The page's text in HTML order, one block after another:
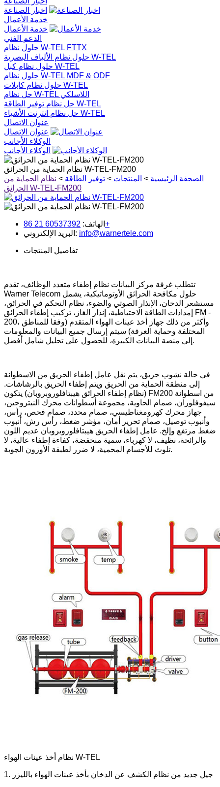
اخبار الصناعة
خدمة الأعمال
خدمة الأعمال
الدعم الفني
حلول نظام W-TEL FTTX
حلول نظام الألياف البصرية W-TEL
حلول نظام كبل W-TEL
حلول نظام W-TEL MDF & ODF
حلول نظام كابلات W-TEL
حل نظام W-TEL اللاسلكي
حل نظام توفير الطاقة W-TEL
حل نظام انترنت الأشياء W-TEL
عنوان الاتصال
عنوان الاتصال
الوكلاء الأجانب
الوكلاء الأجانب
نظام الحماية من الحرائق W-TEL-FM200
الصحفة الرئيسية > المنتجات > توفير الطاقة > نظام الحماية من
الحرائق W-TEL-FM200
الهاتف: 60537392 21 86+
البريد الإلكتروني: info@warnertele.com
تفاصيل المنتجات
تتطلب غرفة مركز البيانات نظام إطفاء متعدد الوظائف، تقدم
Warner Telecom حلول مكافحة الحرائق الأوتوماتيكية، يشمل
مستشعر الدخان، الإنذار الصوتي والضوء، نظام التحكم في الحرائق،
إمدادات الطاقة الاحتياطية، إنذار الغاز، تركيب إطفاء الحرائق FM -
200، وأكثر من ذلك جهاز أخذ عينات الهواء المتقدم (وفقا للمناطق
المختلفة وحماية الغرفة) سيتم إرسال جميع البيانات والمعلومات
إلى منصة البيانات الكبيرة، للحصول على تحليل شامل أفضل.
في حالة نشوب حريق، يتم نقل عامل إطفاء الحريق من الاسطوانة
إلى منطقة الحماية من الحريق ويتم إطفاء الحريق بالرشاشات.
(نظام إطفاء الحرائق هيبتافلوروبروبان) يتكون FM200 من اسطوانة
سيفوفلوران، صمام الحاوية، مجموعة أسطوانات محرك النيتروجين،
جهاز محرك كهرومغناطيسي، صمام محدد، صمام فحص، رأس،
وأنبوب توصيل، صمام تحرير أمان، مؤشر ضغط، رأس رش، أنبوب
ضغط مرتفع وإلخ. عامل إطفاء الحريق هيبتافلوروبروبان عديم اللون
والرائحة، نظيف، لا كهرباء، سمية منخفضة، كفاءة إطفاء عالية، لا
تلوث للأجسام المحمية، لا ضرر لطبقة الأوزون الجوية.
نظام أخذ عينات الهواء W-TEL
1. جيل جديد من نظام الكشف عن الدخان بأخذ عينات الهواء بالليزر